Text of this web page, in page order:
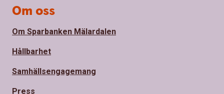
Om oss
Om Sparbanken Mälardalen
Hållbarhet
Samhällsengagemang
Press